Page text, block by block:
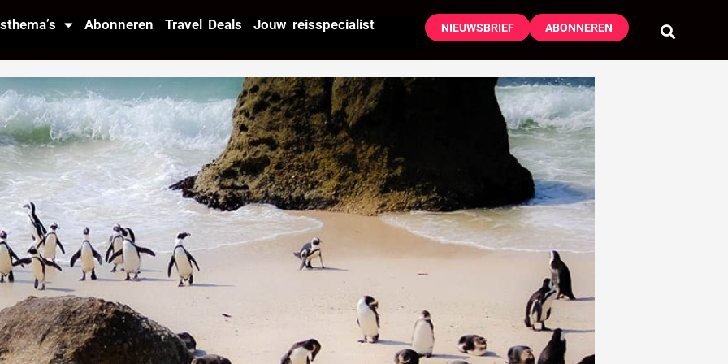
ABONNEREN
NIEUWSBRIEF
Abonneren Travel Deals
Jouw reisspecialist